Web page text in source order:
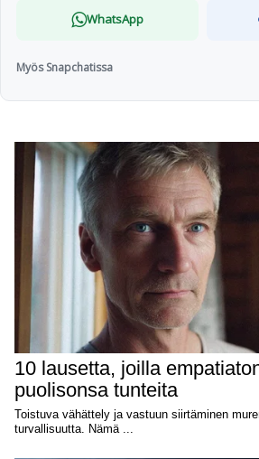
WhatsApp
Myös Snapchatissa